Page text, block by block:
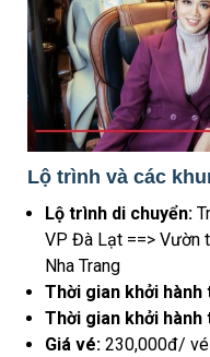
Lộ trình và các
Lộ trình di chuyển:
VP Đà Lạt ==> Vườn
Nha Trang
Thời gian khởi hành
Thời gian khởi hành
Giá vé: 230,000đ/ vé